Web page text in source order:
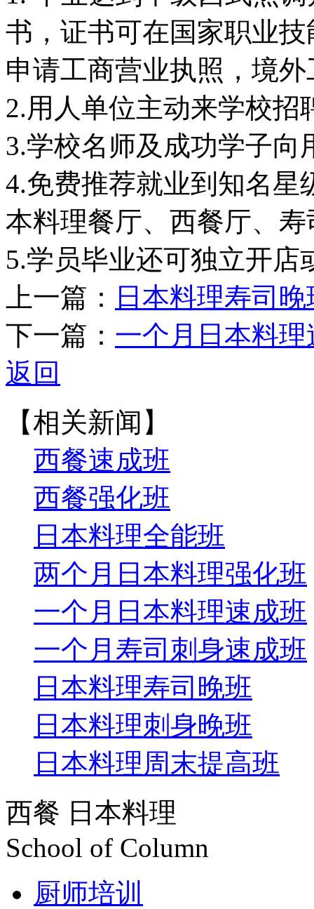
书，证书可在国家职业
申请工商营业执照，境
2.用人单位主动来学校招
3.学校名师及成功学子向
4.免费推荐就业到知名星
本料理餐厅、西餐厅、
5.学员毕业还可独立开店
上一篇：
日本料理寿司晚
下一篇： 一个月日本料理
返回
【相关新闻】
西餐速成班
西餐强化班
日本料理全能班
两个月日本料理强化班
一个月日本料理速成班
一个月寿司刺身速成班
日本料理寿司晚班
日本料理刺身晚班
日本料理周末提高班
西餐 日本料理
School of Column
厨师培训